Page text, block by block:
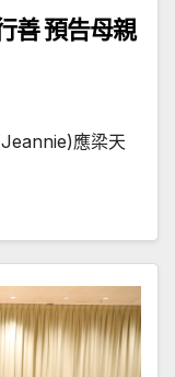
善 預告母親
應梁天